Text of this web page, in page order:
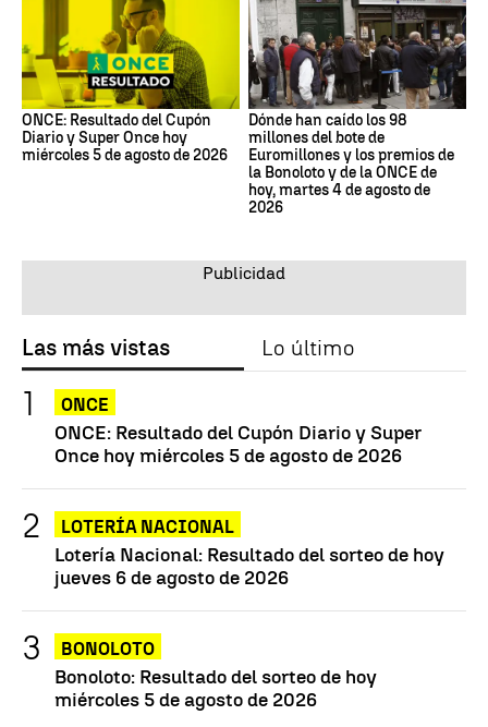
ONCE: Resultado del Cupón
Diario y Super Once hoy
miércoles 5 de agosto de 2026
Dónde han caído los 98
millones del bote de
Euromillones y los premios de
la Bonoloto y de la ONCE de
hoy, martes 4 de agosto de
2026
Las más vistas Lo último
ONCE
ONCE: Resultado del Cupón Diario y Super
Once hoy miércoles 5 de agosto de 2026
LOTERÍA NACIONAL
Lotería Nacional: Resultado del sorteo de hoy
jueves 6 de agosto de 2026
BONOLOTO
Bonoloto: Resultado del sorteo de hoy
miércoles 5 de agosto de 2026